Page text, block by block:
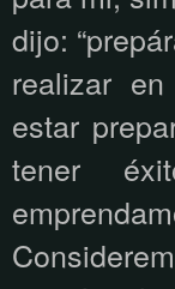
dijo:
realizar
estar
tener